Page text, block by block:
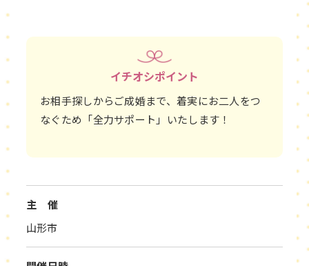
イチオシポイント
お相手探しからご成婚まで、着実にお二人をつ
なぐため「全力サポート」いたします！
主 催
山形市